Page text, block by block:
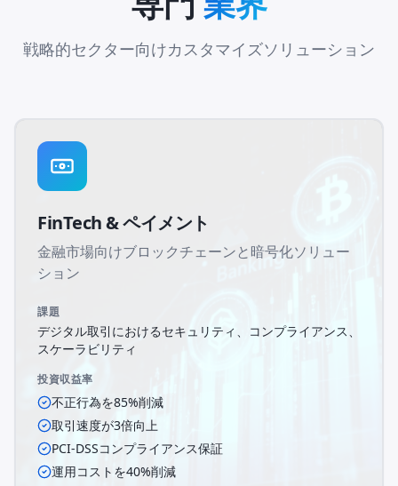
戦略的セクター向けカスタマイズソリューション
FinTech & ペイメント
金融市場向けブロックチェーンと暗号化ソリュー
ション
課題
デジタル取引におけるセキュリティ、コンプライアンス、
スケーラビリティ
投資収益率
不正行為を85%削減
取引速度が3倍向上
PCI-DSSコンプライアンス保証
運用コストを40%削減